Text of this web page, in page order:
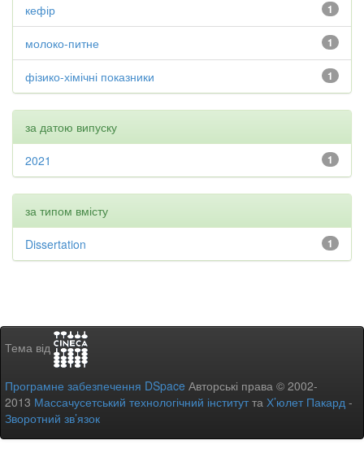
1
кефір
1
молоко-питне
1
фізико-хімічні показники
за датою випуску
1
2021
за типом вмісту
1
Dissertation
Тема від
Програмне забезпечення DSpace Авторські права © 2002-
2013 Массачусетський технологічний інститутта Х’юлет Пакард -
Зворотний зв’язок